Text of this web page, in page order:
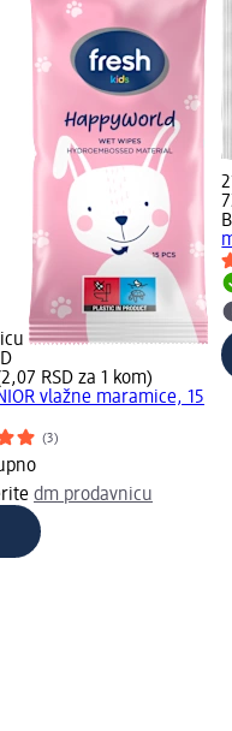
RSD za 1 kom)
vlažne maramice, 15
(3)
dm prodavnicu